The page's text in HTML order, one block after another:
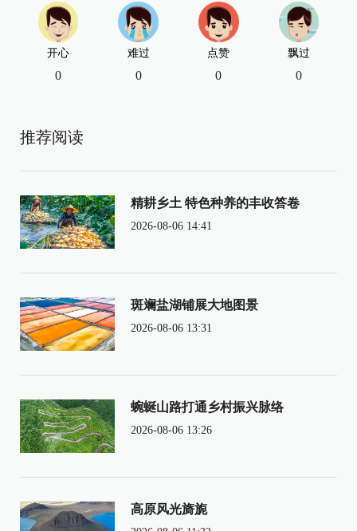
开心
0
难过
0
点赞
0
飘过
0
推荐阅读
精耕乡土 特色种养的丰收答卷
2026-08-06 14:41
斑斓盐湖铺展大地图景
2026-08-06 13:31
蜿蜒山路打通乡村振兴脉络
2026-08-06 13:26
高原风光旖旎